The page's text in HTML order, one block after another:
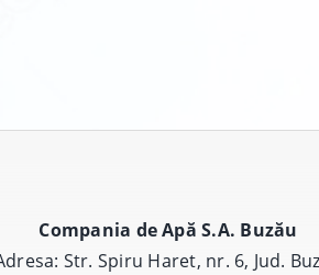
Compania de Apă S.A. Buzău
Str. Spiru Haret, nr. 6, Jud.